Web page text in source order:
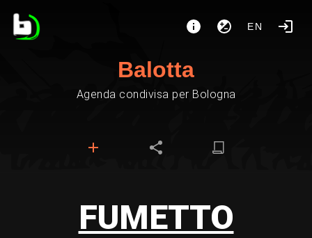
EN
Balotta
Agenda condivisa per Bologna
FUMETTO